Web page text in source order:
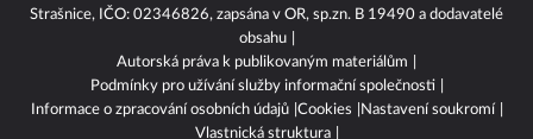
Strašnice, IČO: 02346826, zapsána v OR, sp.zn. B 19490 a dodavatelé
obsahu
Autorská práva k publikovaným materiálům
Podmínky pro užívání služby informační společnosti
Informace o zpracování osobních údajů Cookies
Nastavení soukromí
Vlastnická struktura